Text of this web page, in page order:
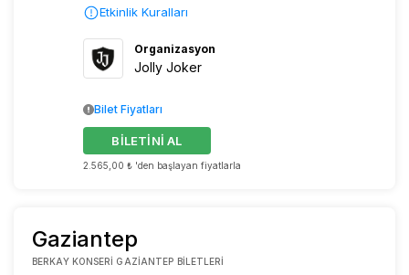
Etkinlik Kuralları
Organizasyon
Jolly Joker
2.565,00 ₺ 'den başlayan fiyatlarla
BİLETİNİ AL
Bilet Fiyatları
Gaziantep
BERKAY KONSERI GAZIANTEP BILETLERI